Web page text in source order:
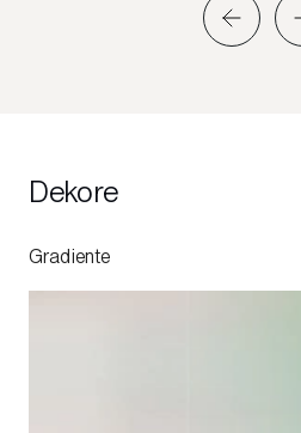
Dekore
Gradiente